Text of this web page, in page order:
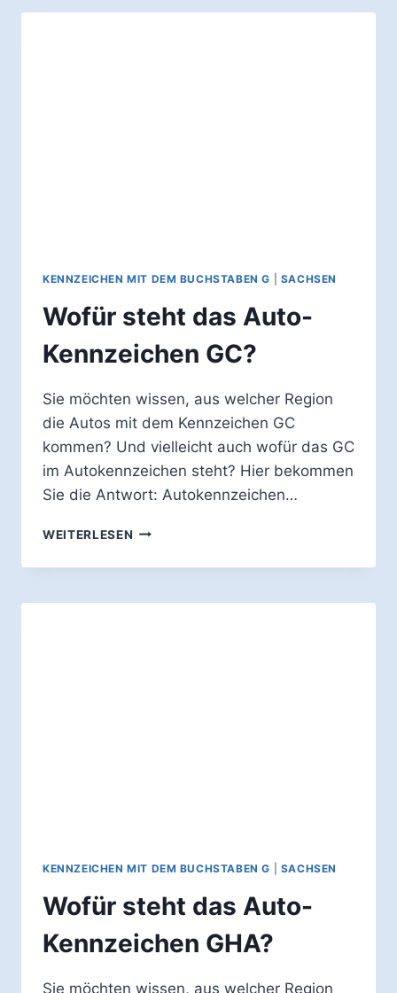
KENNZEICHEN
KENNZEICHEN MIT DEM BUCHSTABEN G SACHSEN
Wofür steht das Auto-
Kennzeichen GC?
Sie möchten wissen, aus welcher Region
die Autos mit dem Kennzeichen GC
kommen? Und vielleicht auch wofür das GC
im Autokennzeichen steht? Hier bekommen
Sie die Antwort: Autokennzeichen…
WEITERLESEN WOFÜR
DAS
KENNZEICHEN
KENNZEICHEN MIT DEM BUCHSTABEN G SACHSEN
Wofür steht das Auto-
Kennzeichen GHA?
Sie möchten wissen, aus welcher Region